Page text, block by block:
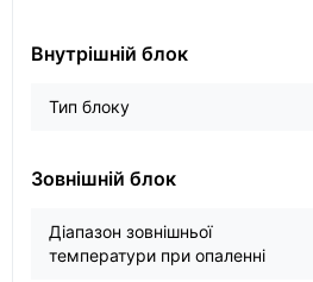
Внутрішній блок
Тип блоку
Зовнішній блок
Діапазон зовнішньої
температури при опаленні